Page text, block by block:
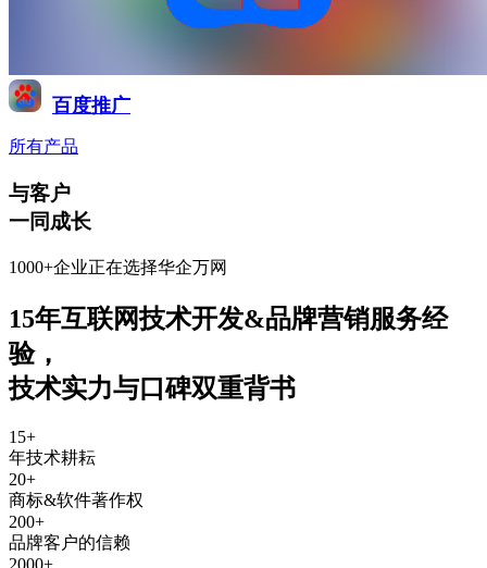
百度推广
所有产品
与客户
一同成长
1000+企业正在选择华企万网
15年互联网技术开发&品牌营销服务经
验，
技术实力与口碑双重背书
15+
年技术耕耘
20+
商标&软件著作权
200+
品牌客户的信赖
2000+